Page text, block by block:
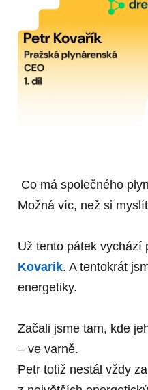
Co má společného
Možná víc, než si
Už tento pátek vychází
Kovarik. A tentokrát
energetiky.
Začali jsme tam, kde
– ve varně.
Petr totiž nestál vždy